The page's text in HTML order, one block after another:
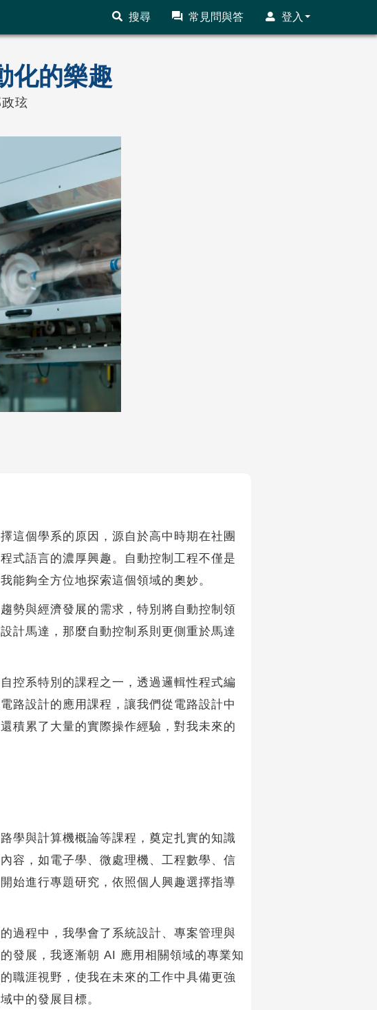
搜尋 常見問與答 登入
化的樂趣
玹
這個學系的原因，源自於高中時期在社團
式語言的濃厚興趣。自動控制工程不僅是
能夠全方位地探索這個領域的奧妙。
與經濟發展的需求，特別將自動控制領
計馬達，那麼自動控制系則更側重於馬達
系特別的課程之一，透過邏輯性程式編
路設計的應用課程，讓我們從電路設計中
積累了大量的實際操作經驗，對我未來的
與計算機概論等課程，奠定扎實的知識
容，如電子學、微處理機、工程數學、信
始進行專題研究，依照個人興趣選擇指導
程中，我學會了系統設計、專案管理與
發展，我逐漸朝 AI 應用相關領域的專業知
職涯視野，使我在未來的工作中具備更強
中的發展目標。